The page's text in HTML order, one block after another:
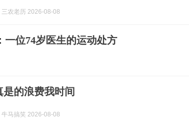
三农老历 2026-08-08
一位74岁医生的运动处方
是的浪费我时间
牛马搞笑 2026-08-08